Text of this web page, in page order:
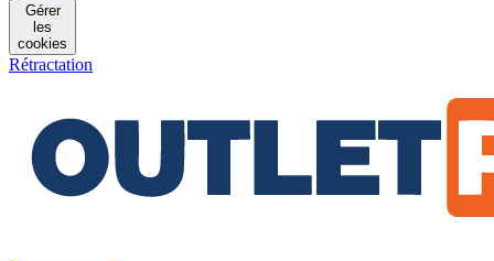
Gérer
les
cookies
Rétractation